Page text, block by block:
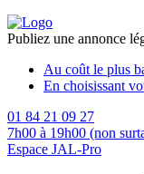
Publiez une annonce
Au coût le plus
En choisissant
01 84 21 09 27
7h00 à 19h00 (non
Espace JAL-Pro